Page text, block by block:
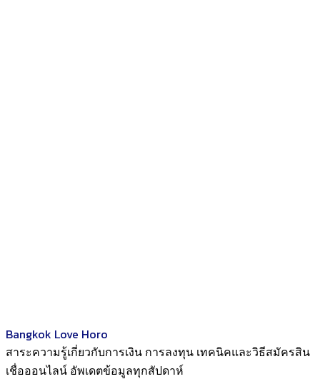
Bangkok Love Horo
สาระความรู้เกี่ยวกับการเงิน การลงทุน เทคนิคและวิธีสมัครสิน
เชื่อออนไลน์ อัพเดตข้อมูลทุกสัปดาห์